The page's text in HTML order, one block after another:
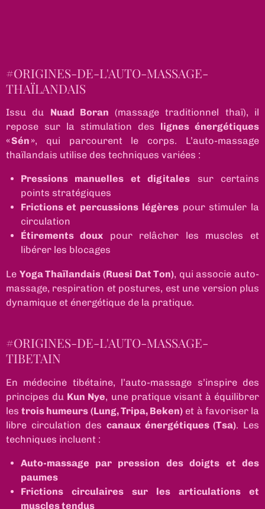
#ORIGINES-DE-L'AUTO-MASSAGE-
THAÏLANDAIS
Issu du Nuad Boran (massage traditionnel thaï), il
repose sur la stimulation des lignes énergétiques
« Sén », qui parcourent le corps. L’auto-massage
thaïlandais utilise des techniques variées :
Pressions manuelles et digitales sur certains
points stratégiques
Frictions et percussions légèrespour stimuler la
circulation
Étirements doux pour relâcher les muscles et
libérer les blocages
Le Yoga Thaïlandais (Ruesi Dat Ton), qui associe auto-
massage, respiration et postures, est une version plus
dynamique et énergétique de la pratique.
#ORIGINES-DE-L'AUTO-MASSAGE-
TIBETAIN
En médecine tibétaine, l’auto-massage s’inspire des
principes du Kun Nye, une pratique visant à équilibrer
lestrois humeurs (Lung, Tripa, Beken) et à favoriser la
libre circulation des canaux énergétiques (Tsa). Les
techniques incluent :
Auto-massage par pression des doigts et des
paumes
Frictions circulaires sur les articulations et
muscles tendus